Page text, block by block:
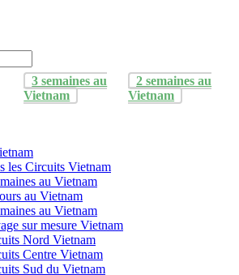
3 semaines au
Vietnam
2 semaines au
Vietnam
les Circuits Vietnam
au Vietnam
au Vietnam
au Vietnam
sur mesure Vietnam
Nord Vietnam
Centre Vietnam
Sud du Vietnam